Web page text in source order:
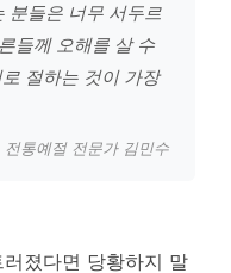
분들은 너무 서두르
들께 오해를 살 수
절하는 것이 가장
전통예절 전문가 김민수
졌다면 당황하지 말